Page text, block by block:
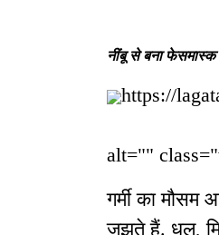
नींबू से बना फेसमास्क
https://
alt=""
गर्मी का मौसम
जूझते हैं. धूल,